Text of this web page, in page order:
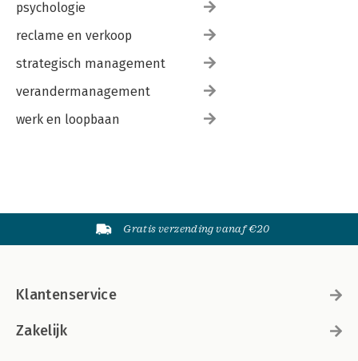
psychologie
reclame en verkoop
strategisch management
verandermanagement
werk en loopbaan
Gratis verzending vanaf €20
Klantenservice
Zakelijk